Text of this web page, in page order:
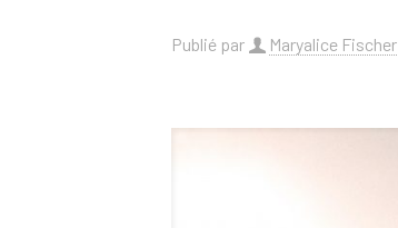
Publié par Maryalice Fischer